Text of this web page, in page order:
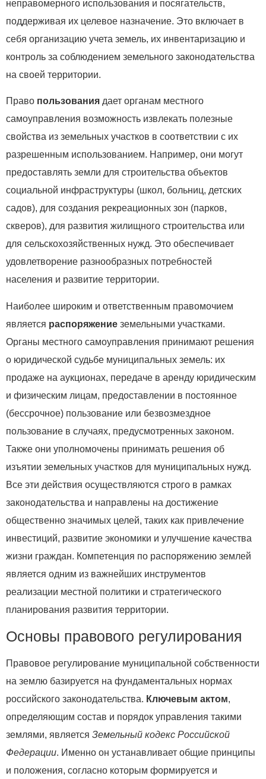
неправомерного использования и посягательств,
поддерживая их целевое назначение. Это включает в
себя организацию учета земель, их инвентаризацию и
контроль за соблюдением земельного законодательства
на своей территории.
Право пользования дает органам местного
самоуправления возможность извлекать полезные
свойства из земельных участков в соответствии с их
разрешенным использованием. Например, они могут
предоставлять земли для строительства объектов
социальной инфраструктуры (школ, больниц, детских
садов), для создания рекреационных зон (парков,
скверов), для развития жилищного строительства или
для сельскохозяйственных нужд. Это обеспечивает
удовлетворение разнообразных потребностей
населения и развитие территории.
Наиболее широким и ответственным правомочием
является распоряжение земельными участками.
Органы местного самоуправления принимают решения
о юридической судьбе муниципальных земель: их
продаже на аукционах, передаче в аренду юридическим
и физическим лицам, предоставлении в постоянное
(бессрочное) пользование или безвозмездное
пользование в случаях, предусмотренных законом.
Также они уполномочены принимать решения об
изъятии земельных участков для муниципальных нужд.
Все эти действия осуществляются строго в рамках
законодательства и направлены на достижение
общественно значимых целей, таких как привлечение
инвестиций, развитие экономики и улучшение качества
жизни граждан. Компетенция по распоряжению землей
является одним из важнейших инструментов
реализации местной политики и стратегического
планирования развития территории.
Основы правового регулирования
Правовое регулирование муниципальной собственности
на землю базируется на фундаментальных нормах
российского законодательства. Ключевым актом,
определяющим состав и порядок управления такими
землями, является Земельный кодекс Российской
Федерации. Именно он устанавливает общие принципы
и положения, согласно которым формируется и